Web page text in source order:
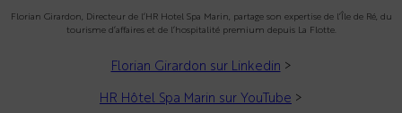
Florian Girardon, Directeur de l’HR Hotel Spa Marin, partage son expertise de l’Île de Ré, du
tourisme d’affaires et de l’hospitalité premium depuis La Flotte.
Florian Girardon sur Linkedin >
HR Hôtel Spa Marin sur YouTube >